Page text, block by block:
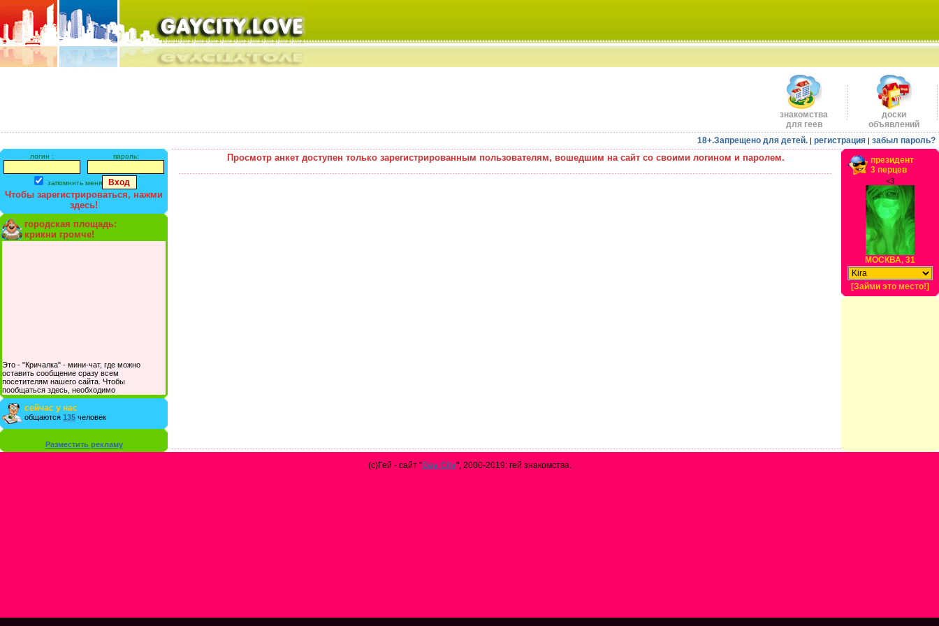
знакомства
для геев
доски
объявлений
18+.Запрещено для детей. | регистрация | забыл пароль?
логин : пароль:
запомнить меня
Чтобы зарегистрироваться, нажми
здесь!
городская площадь:
крикни громче!
Это - "Кричалка" - мини-чат, где можно
оставить сообщение сразу всем
посетителям нашего сайта. Чтобы
пообщаться здесь, необходимо
зарегистрироваться на сайте и/или войти со
своими логином и паролем.
сейчас у нас
общаются 135 человек
Разместить рекламу
Просмотр анкет доступен только зарегистрированным пользователям, вошедшим на сайт со своими логином и паролем.
президент
3 перцев
<3
МОСКВА, 31
[Займи это место!]
(с)Гей - сайт "Gay City", 2000-2019: гей знакомства.